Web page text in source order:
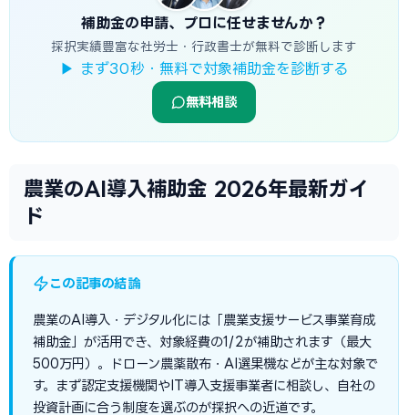
補助金の申請、プロに任せませんか？
採択実績豊富な社労士・行政書士が無料で診断します
▶ まず30秒・無料で対象補助金を診断する
無料相談
農業のAI導入補助金 2026年最新ガイ
ド
この記事の結論
農業のAI導入・デジタル化には「農業支援サービス事業育成
補助金」が活用でき、対象経費の1/2が補助されます（最大
500万円）。ドローン農薬散布・AI選果機などが主な対象で
す。まず認定支援機関やIT導入支援事業者に相談し、自社の
投資計画に合う制度を選ぶのが採択への近道です。